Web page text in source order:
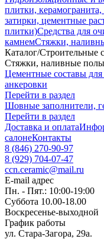
плитки, керамогранита,
затирки, цементные
плитки)Средства для
камнемСтяжки,
Каталог/Строительные
Стяжки, наливные
Цементные составы
анкеровки
Перейти в раздел
Шовные заполнители,
Перейти в раздел
Доставка и оплата
салонеКонтакты
8 (846) 270-90-97
8 (929) 704-07-47
ccn.ceramic@mail.ru
E-mail адрес
Пн. - Пят.: 10:00-19:00
Суббота 10.00-18.00
Воскресенье-выходной
График работы
ул. Стара-Загора, 29а.